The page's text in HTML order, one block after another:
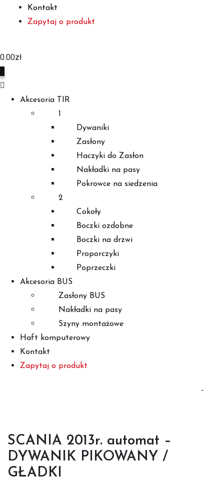
Kontakt
Zapytaj o produkt
0.00zł
Akcesoria TIR
1
Dywaniki
Zasłony
Haczyki do Zasłon
Nakładki na pasy
Pokrowce na siedzenia
2
Cokoły
Boczki ozdobne
Boczki na drzwi
Proporczyki
Poprzeczki
Akcesoria BUS
Zasłony BUS
Nakładki na pasy
Szyny montażowe
Haft komputerowy
Kontakt
Zapytaj o produkt
SCANIA 2013r. automat –
DYWANIK PIKOWANY /
GŁADKI